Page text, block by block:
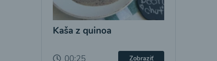
Kaša z quinoa
Zobraziť